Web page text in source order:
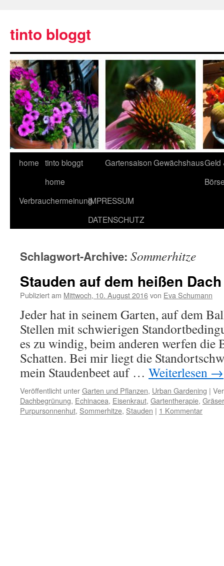
tinto bloggt
home tinto bloggt
home
GartensaisonGewächshausGeld
VerbrauchermeinungIMPRESSUM
DATENSCHUTZ
Schlagwort-Archive: Sommerhitze
Stauden auf dem heißen Dach
Publiziert am Mittwoch, 10. August 2016von Eva Schumann
Jeder hat in seinem Garten, auf dem
Stellen mit schwierigen
es zu windig, beim anderen werfen die
Schatten. Bei mir liegt die
mein Staudenbeet auf … Weiterlesen →
Veröffentlicht unterGarten und Pflanzen, Urban Gardening |
Dachbegrünung, Echinacea, Eisenkraut, Gartentherapie, Gräser
Purpursonnenhut, Sommerhitze, Stauden | 1 Kommentar